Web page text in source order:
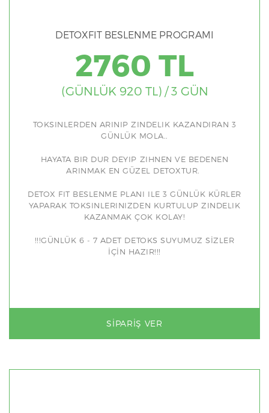
DETOXFIT BESLENME PROGRAMI
2760 TL
(GÜNLÜK 920 TL) / 3 GÜN
TOKSINLERDEN ARINIP ZINDELIK KAZANDIRAN 3
GÜNLÜK MOLA..
HAYATA BIR DUR DEYIP ZIHNEN VE BEDENEN
ARINMAK EN GÜZEL DETOXTUR.
DETOX FIT BESLENME PLANI ILE 3 GÜNLÜK KÜRLER
YAPARAK TOKSINLERINIZDEN KURTULUP ZINDELIK
KAZANMAK ÇOK KOLAY!
!!!GÜNLÜK 6 - 7 ADET DETOKS SUYUMUZ SİZLER
İÇİN HAZIR!!!
SIPARIŞ VER